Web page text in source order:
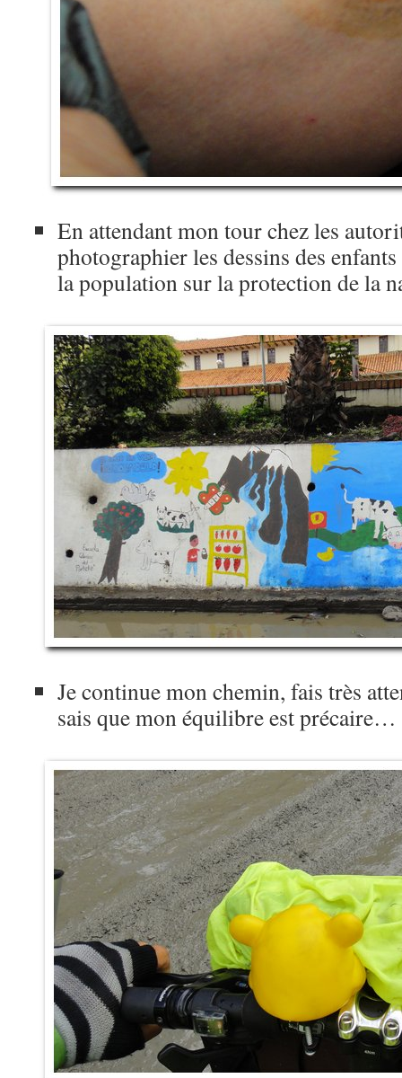
En attendant mon tour chez les
photographier les dessins des
la population sur la protection de la
Je continue mon chemin, fais très
sais que mon équilibre est précaire…